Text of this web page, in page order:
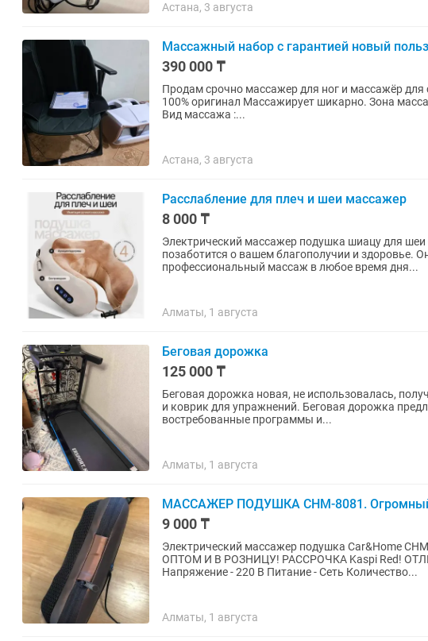
Астана, 3 августа
Массажный набор с гарантией новый
390 000 ₸
Продам срочно массажер для ног и массажёр для
100% оригинал Массажирует шикарно. Зона
Вид массажа :...
Астана, 3 августа
Расслабление для плеч и шеи массажер
8 000 ₸
Электрический массажер подушка шиацу для шеи
позаботится о вашем благополучии и здоровье.
профессиональный массаж в любое время дня...
Алматы, 1 августа
Беговая дорожка
125 000 ₸
Беговая дорожка новая, не использовалась,
и коврик для упражнений. Беговая дорожка
востребованные программы и...
Алматы, 1 августа
МАССАЖЕР ПОДУШКА CHM-8081. Огромный
9 000 ₸
Электрический массажер подушка Car&Home
ОПТОМ И В РОЗНИЦУ! РАССРОЧКА Kaspi Red! ОТЛИЧНОЕ
Напряжение - 220 В Питание - Сеть Количество...
Алматы, 1 августа